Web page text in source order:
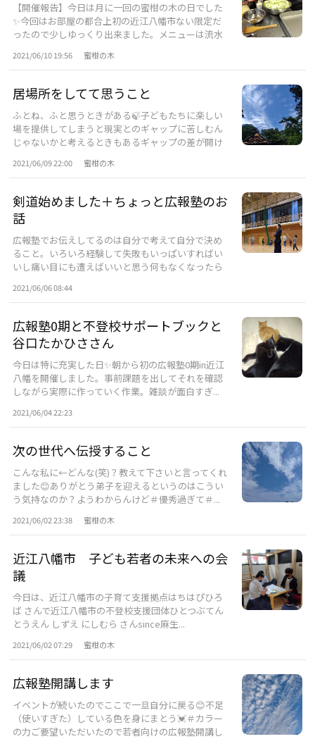
【開催報告】今日は月に一回の蜜柑の木の日でした
✨今回はお部屋の都合上初の近江八幡市ない限定だ
ったので少しゆっくり出来ました。メニューは流水
2021/06/10 19:56 蜜柑の木
居場所をしてて思うこと
ふとね、ふと思うときがある🍃子どもたちに楽しい
場を提供してしまうと現実とのギャップに苦しむん
じゃないかと考えるときもあるギャップの差が開け
2021/06/09 22:00 蜜柑の木
剣道始めました＋ちょっと広報塾のお
話
広報塾でお伝えしてるのは自分で考えて自分で決め
ること。いろいろ経験して失敗もいっぱいすればい
いし痛い目にも遭えばいいと思う何もなくなったら
2021/06/06 08:44
広報塾0期と不登校サポートブックと
谷口たかひささん
今日は特に充実した日✨朝から初の広報塾0期in近江
八幡を開催しました。事前課題を出してそれを確認
しながら実際に作っていく作業。雑談が面白すぎ...
2021/06/04 22:23
次の世代へ伝授すること
こんな私に←どんな(笑)？教えて下さいと言ってくれ
ました😊ありがとう弟子を迎えるというのはこうい
う気持なのか？ようわからんけど＃優秀過ぎて＃...
2021/06/02 23:38 蜜柑の木
近江八幡市 子ども若者の未来への会
議
今日は、近江八幡市の子育て支援拠点はちはぴひろ
ば さんで近江八幡市の不登校支援団体ひとつぶてん
とうえん しずえ にしむら さんsince麻生...
2021/06/02 07:29 蜜柑の木
広報塾開講します
イベントが続いたのでここで一旦自分に戻る😊不足
（使いすぎた）している色を身にまとう💓＃カラー
の力ご要望いただいたので若者向けの広報塾開講し